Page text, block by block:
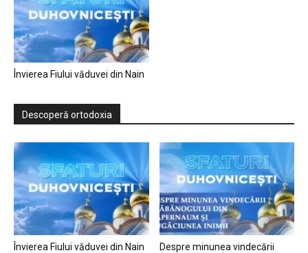
Învierea Fiului văduvei din Nain
Descoperă ortodoxia
Învierea Fiului văduvei din Nain
Despre minunea vindecării